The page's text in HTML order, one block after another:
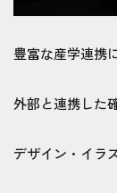
豊富な産学連携
外部と連携した
デザイン・イラ